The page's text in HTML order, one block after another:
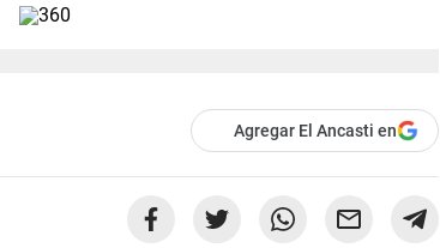
Agregar El Ancasti en